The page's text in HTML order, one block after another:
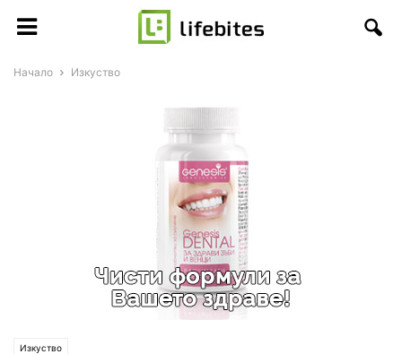
Начало Изкуство
Изкуство